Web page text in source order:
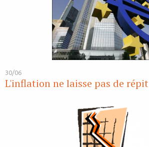
30/06
L'inflation ne laisse pas de répit